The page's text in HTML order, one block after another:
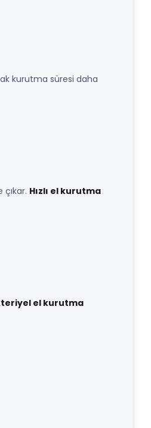
kurutma süresi daha
Hızlı el kurutma
el kurutma